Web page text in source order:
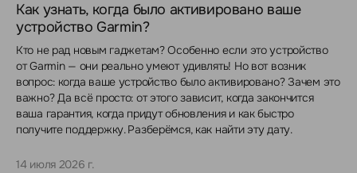
Как узнать, когда было активировано ваше
устройство Garmin?
Кто не рад новым гаджетам? Особенно если это устройство
от Garmin — они реально умеют удивлять! Но вот возник
вопрос: когда ваше устройство было активировано? Зачем это
важно? Да всё просто: от этого зависит, когда закончится
ваша гарантия, когда придут обновления и как быстро
получите поддержку. Разберёмся, как найти эту дату.
14 июля 2026 г.